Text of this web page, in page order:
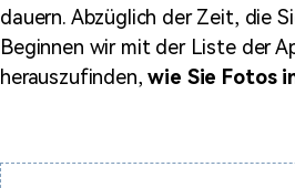
dauern. Abzüglich der Zeit, die
Beginnen wir mit der Liste der
herauszufinden, wie Sie Fotos